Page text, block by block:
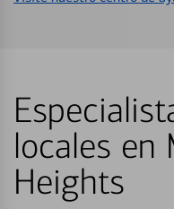
locales en
Heights